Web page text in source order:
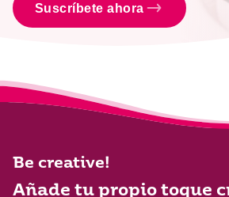
Suscríbete ahora
Be creative!
Añade tu propio toque